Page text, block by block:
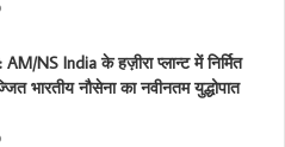
NS India के हज़ीरा प्लान्ट में निर्मित
भारतीय नौसेना का नवीनतम युद्धोपात